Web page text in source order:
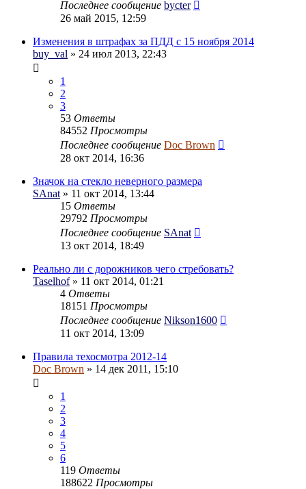
Последнее сообщение bycter
26 май 2015, 12:59
Изменения в штрафах за ПДД с 15 ноября 2014
buy_val » 24 июл 2013, 22:43
1
2
3
53 Ответы
84552 Просмотры
Последнее сообщение Doc Brown
28 окт 2014, 16:36
Значок на стекло неверного размера
SAnat » 11 окт 2014, 13:44
15 Ответы
29792 Просмотры
Последнее сообщение SAnat
13 окт 2014, 18:49
Реально ли с дорожников чего стребовать?
Taselhof» 11 окт 2014, 01:21
4 Ответы
18151 Просмотры
Последнее сообщение Nikson1600
11 окт 2014, 13:09
Правила техосмотра 2012-14
Doc Brown » 14 дек 2011, 15:10
1
2
3
4
5
6
119 Ответы
188622 Просмотры